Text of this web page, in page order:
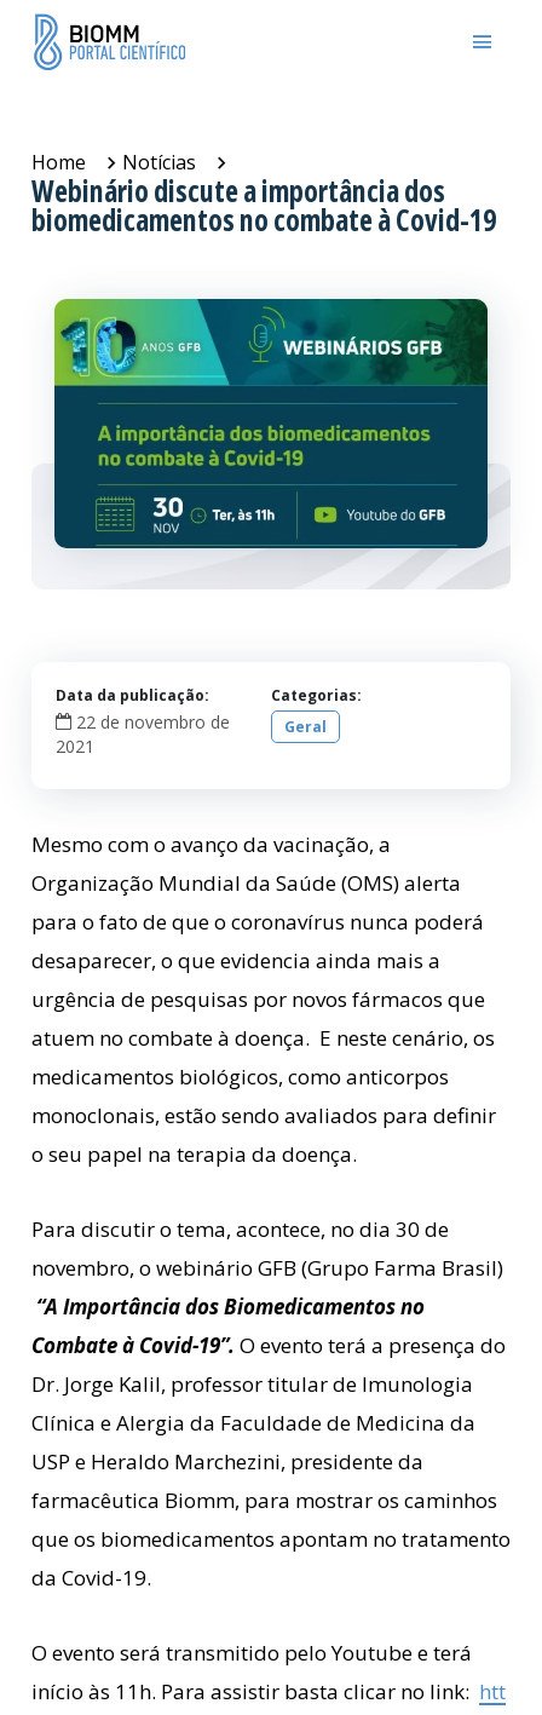
Home Notícias
Webinário discute a importância dos
biomedicamentos no combate à Covid-19
Data da publicação:
22 de novembro de
2021
Categorias:
Geral
Mesmo com o avanço da vacinação, a
Organização Mundial da Saúde (OMS) alerta
para o fato de que o coronavírus nunca poderá
desaparecer, o que evidencia ainda mais a
urgência de pesquisas por novos fármacos que
atuem no combate à doença. E neste cenário, os
medicamentos biológicos, como anticorpos
monoclonais, estão sendo avaliados para definir
o seu papel na terapia da doença.
Para discutir o tema, acontece, no dia 30 de
novembro, o webinário GFB (Grupo Farma Brasil)
“A Importância dos Biomedicamentos no
Combate à Covid-19”. O evento terá a presença do
Dr. Jorge Kalil, professor titular de Imunologia
Clínica e Alergia da Faculdade de Medicina da
USP e Heraldo Marchezini, presidente da
farmacêutica Biomm, para mostrar os caminhos
que os biomedicamentos apontam no tratamento
da Covid-19.
O evento será transmitido pelo Youtube e terá
início às 11h. Para assistir basta clicar no link: htt